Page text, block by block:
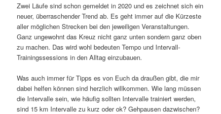
Zwei Läufe sind schon gemeldet in 2020 und es zeichnet sich ein
neuer, überraschender Trend ab. Es geht immer auf die Kürzeste
aller möglichen Strecken bei den jeweiligen Veranstaltungen.
Ganz ungewohnt das Kreuz nicht ganz unten sondern ganz oben
zu machen. Das wird wohl bedeuten Tempo und Intervall-
Trainingssessions in den Alltag einzubauen.
Was auch immer für Tipps es von Euch da draußen gibt, die mir
dabei helfen können sind herzlich willkommen. Wie lang müssen
die Intervalle sein, wie häufig sollten Intervalle trainiert werden,
sind 15 km Intervalle zu kurz oder ok? Gehpausen dazwischen?